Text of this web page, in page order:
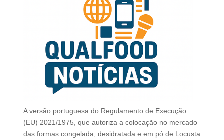
A versão portuguesa do Regulamento de Execução
(EU) 2021/1975, que autoriza a colocação no mercado
das formas congelada, desidratada e em pó de Locusta